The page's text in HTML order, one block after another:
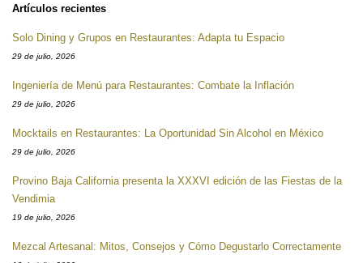
Artículos recientes
Solo Dining y Grupos en Restaurantes: Adapta tu Espacio
29 de julio, 2026
Ingeniería de Menú para Restaurantes: Combate la Inflación
29 de julio, 2026
Mocktails en Restaurantes: La Oportunidad Sin Alcohol en México
29 de julio, 2026
Provino Baja California presenta la XXXVI edición de las Fiestas de la
Vendimia
19 de julio, 2026
Mezcal Artesanal: Mitos, Consejos y Cómo Degustarlo Correctamente